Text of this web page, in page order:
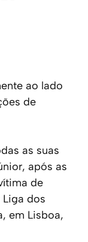
ao lado
de
as suas
após as
de
dos
em Lisboa,